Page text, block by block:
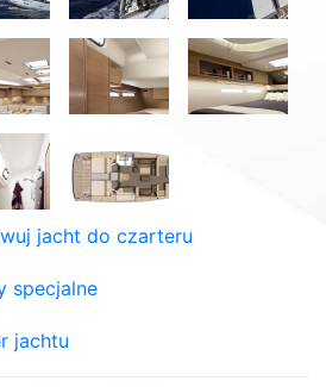
jacht do czarteru
specjalne
jachtu